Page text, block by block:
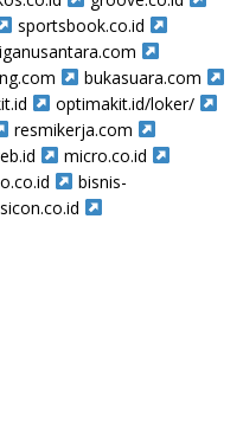
sportsbook.co.id
bukasuara.com
optimakit.id/loker/
resmikerja.com
micro.co.id
bisnis-